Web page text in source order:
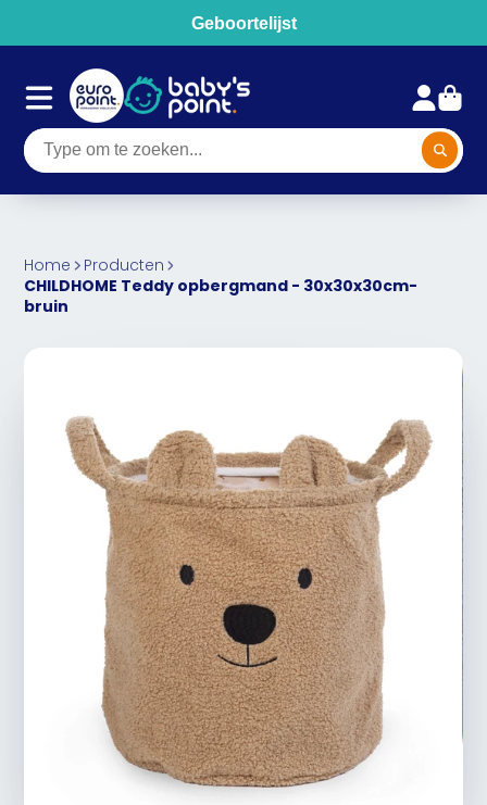
Geboortelijst
Home
Producten
CHILDHOME Teddy opbergmand - 30x30x30cm-
bruin